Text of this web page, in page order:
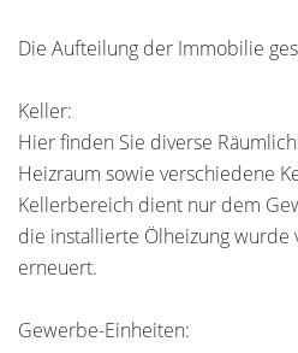
Die Aufteilung der Immobilie
Keller:
Hier finden Sie diverse
Heizraum sowie verschiedene
Kellerbereich dient nur dem
die installierte Ölheizung wurde
erneuert.
Gewerbe-Einheiten: